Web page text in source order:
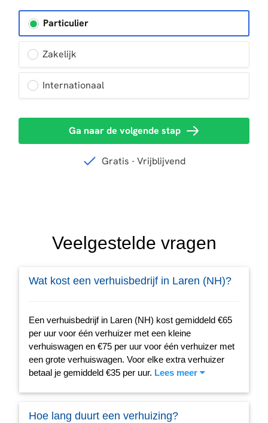
Veelgestelde vragen
Wat kost een verhuisbedrijf in Laren (NH)?
Een verhuisbedrijf in Laren (NH) kost gemiddeld €65
per uur voor één verhuizer met een kleine
verhuiswagen en €75 per uur voor één verhuizer met
een grote verhuiswagen. Voor elke extra verhuizer
betaal je gemiddeld €35 per uur. Lees meer
Hoe lang duurt een verhuizing?